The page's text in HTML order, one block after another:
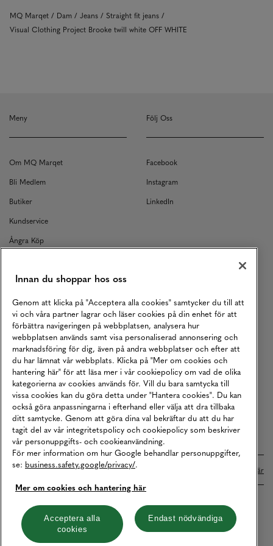
MQ Marqet Dam Jeans
Straight fit jeans
Visual Clothing Project Brooke twill white OFF WHITE
Meny
Om MQ Marqet
Bli Medlem
Butiker
Kundservice
Ångra Köp
Returer
Köpvillkor
Karriär
Vårt Ansvar
Våra Tjänster
Press
Studentrabatt
B2B
Tillgänglighetsredogörelse
Följ Oss
Facebook
Instagram
LinkedIn
Betalningar online sköts i samarbete med Klarna. Läs mer här
Cookies Integritetspolicy
Hantera cookies
Innan du shoppar hos oss
Genom att klicka på "Acceptera alla cookies" samtycker du till att
vi och våra partner lagrar och läser cookies på din enhet för att
förbättra navigeringen på webbplatsen, analysera hur
webbplatsen används samt visa personaliserad annonsering och
marknadsföring för dig, även på andra webbplatser och efter att
du har lämnat vår webbplats. Klicka på "Mer om cookies och
hantering här" för att läsa mer i vår cookiepolicy om vad de olika
kategorierna av cookies används för. Vill du bara samtycka till
vissa cookies kan du göra detta under "Hantera cookies". Du kan
också göra anpassningarna i efterhand eller välja att dra tillbaka
ditt samtycke. Genom att göra dina val bekräftar du att du har
tagit del av vår integritetspolicy och cookiepolicy som beskriver
vår personuppgifts- och cookieanvändning.
För mer information om hur Google behandlar personuppgifter,
se: business.safety.google/privacy/.
Mer om cookies och hantering här
Acceptera alla
cookies
Endast nödvändiga